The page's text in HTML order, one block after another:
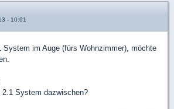
- 10:01
System im Auge (fürs Wohnzimmer), möchte
System dazwischen?